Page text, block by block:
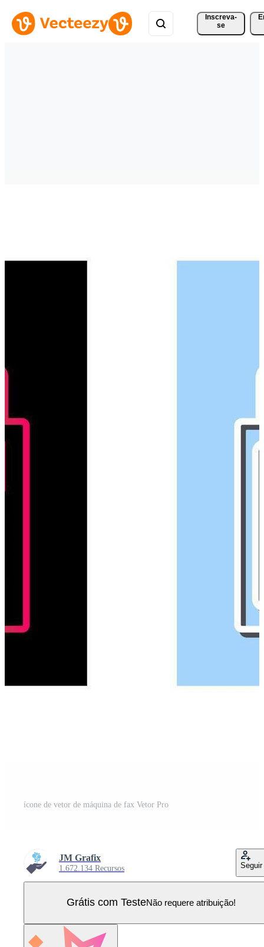
Inscreva-
se
ícone de vetor de máquina de fax Vetor Pro
JM Grafix
1.672.134 Recursos Seguir
Grátis com TesteNão requere atribuição!